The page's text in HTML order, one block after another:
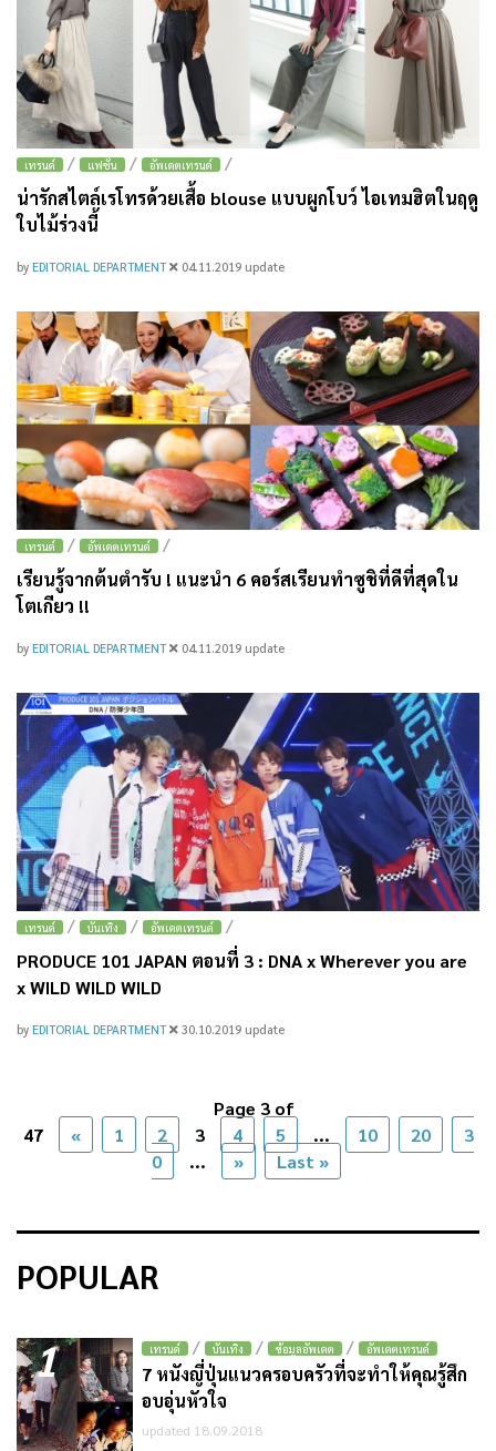
เทรนด์ / แฟชั่น / อัพเดตเทรนด์ /
น่ารักสไตล์เรโทรด้วยเสื้อ blouse แบบผูกโบว์ ไอเทมฮิตในฤดู
ใบไม้ร่วงนี้
by EDITORIAL DEPARTMENT 04.11.2019 update
เทรนด์ / อัพเดตเทรนด์ /
เรียนรู้จากต้นตำรับ ! แนะนำ 6 คอร์สเรียนทำซูชิที่ดีที่สุดใน
โตเกียว !!
by EDITORIAL DEPARTMENT 04.11.2019 update
เทรนด์ / บันเทิง / อัพเดตเทรนด์ /
PRODUCE 101 JAPAN ตอนที่ 3 : DNA x Wherever you are
x WILD WILD WILD
by EDITORIAL DEPARTMENT 30.10.2019 update
Page 3 of
47
« 1 2 3 4 5 ... 10 20
3
0
... » Last »
POPULAR
1 เทรนด์ / บันเทิง / ข้อมูลอัพเดต / อัพเดตเทรนด์
7 หนังญี่ปุ่นแนวครอบครัวที่จะทำให้คุณรู้สึก
อบอุ่นหัวใจ
updated 18.09.2018